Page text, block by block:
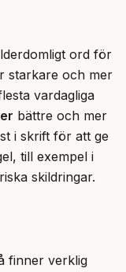
ord för
starkare och mer
vardagliga
bättre och mer
i skrift för att ge
till exempel i
skildringar.
finner verklig